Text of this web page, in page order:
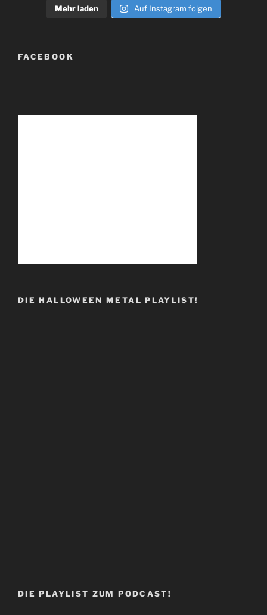
Mehr laden Auf Instagram folgen
FACEBOOK
DIE HALLOWEEN METAL PLAYLIST!
DIE PLAYLIST ZUM PODCAST!